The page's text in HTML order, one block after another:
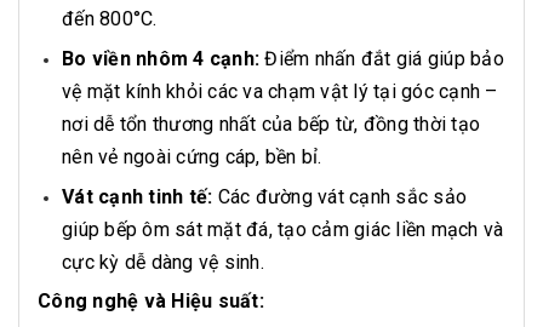
đến 800°C.
Bo viền nhôm 4 cạnh: Điểm nhấn đắt giá giúp bảo
vệ mặt kính khỏi các va chạm vật lý tại góc cạnh –
nơi dễ tổn thương nhất của bếp từ, đồng thời tạo
nên vẻ ngoài cứng cáp, bền bỉ.
Vát cạnh tinh tế: Các đường vát cạnh sắc sảo
giúp bếp ôm sát mặt đá, tạo cảm giác liền mạch và
cực kỳ dễ dàng vệ sinh.
Công nghệ và Hiệu suất: